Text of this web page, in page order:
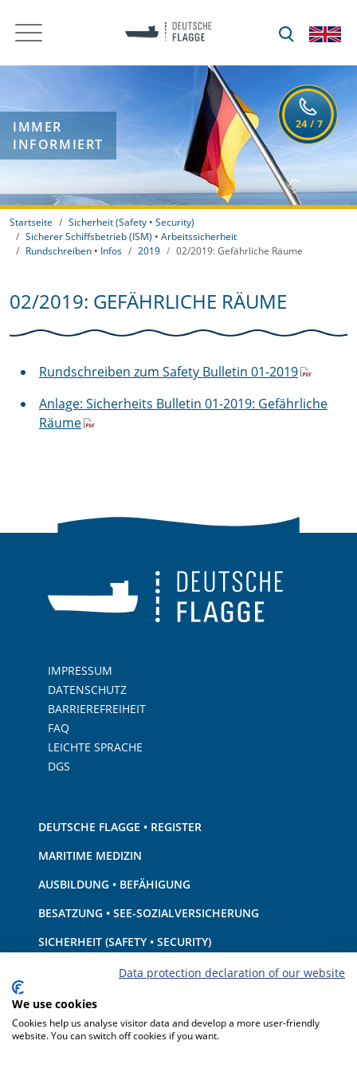
IMMER
INFORMIERT
Startseite
Sicherheit (Safety • Security)
Sicherer Schiffsbetrieb (ISM) • Arbeitssicherheit
Rundschreiben • Infos
2019 02/2019: Gefährliche Räume
02/2019: GEFÄHRLICHE RÄUME
Rundschreiben zum Safety Bulletin 01-2019
Anlage: Sicherheits Bulletin 01-2019: Gefährliche
Räume
IMPRESSUM
DATENSCHUTZ
BARRIEREFREIHEIT
FAQ
LEICHTE SPRACHE
DGS
DEUTSCHE FLAGGE • REGISTER
MARITIME MEDIZIN
AUSBILDUNG • BEFÄHIGUNG
BESATZUNG • SEE-SOZIALVERSICHERUNG
SICHERHEIT (SAFETY • SECURITY)
SCHIFF • AUSRÜSTUNG
UMWELTSCHUTZ • KLIMA
HAFTUNG • FINANZEN
Data protection declaration of our website
We use cookies
Cookies help us analyse visitor data and develop a more user-friendly
website. You can switch off cookies if you want.